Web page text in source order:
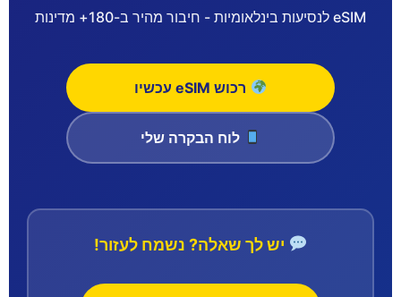
eSIM לנסיעות בינלאומיות - חיבור מהיר ב-180+ מדינות
רכוש eSIM עכשיו
לוח הבקרה שלי
יש לך שאלה? נשמח לעזור!